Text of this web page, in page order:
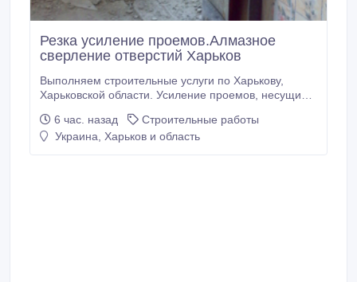
Резка усиление проемов.Алмазное
сверление отверстий Харьков
Выполняем строительные услуги по Харькову,
Харьковской области. Усиление проемов, несущих
перекрытия. Сварочно монтажные работы. Закупка,
доставка металла для усиления проемов.
6 час. назад
Строительные работы
Украина, Харьков и область